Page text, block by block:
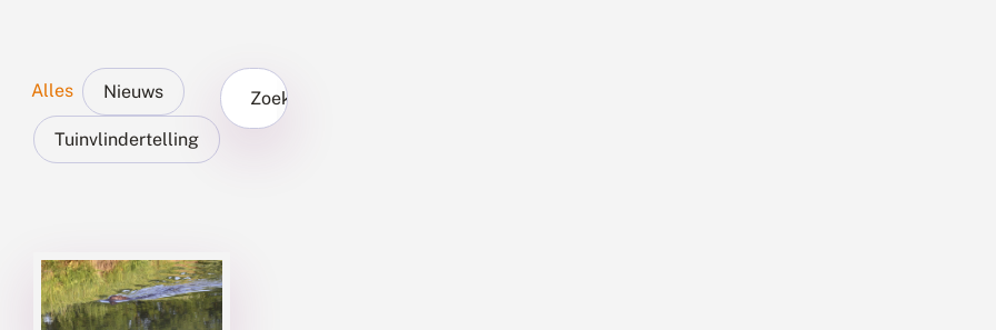
Alles Nieuws
Tuinvlindertelling
Zoek...